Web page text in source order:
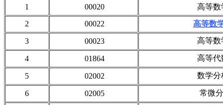
1
00020
高等数
2
00022 高等数
3 00023 高等数
4 01864 高等代
5 02002 数学分
6 02005 常微